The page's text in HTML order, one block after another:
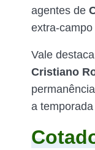
agentes de
extra-
Vale
Cristiano
a